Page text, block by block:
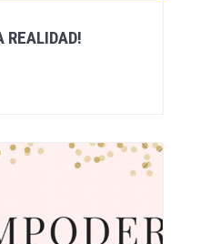
REALIDAD!